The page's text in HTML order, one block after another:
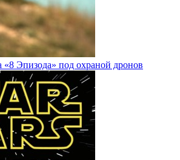
«8 Эпизода» под охраной дронов